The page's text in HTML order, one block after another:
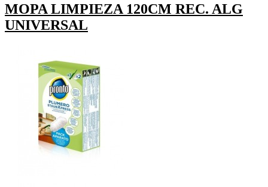
MOPA LIMPIEZA 120CM REC. ALG
UNIVERSAL